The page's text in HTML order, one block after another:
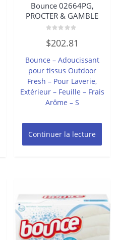
Bounce 02664PG,
PROCTER & GAMBLE
0
sur
$202.81
Bounce – Adoucissant
pour tissus Outdoor
Fresh – Pour Laverie,
Extérieur – Feuille – Frais
Arôme – S
Continuer la lecture